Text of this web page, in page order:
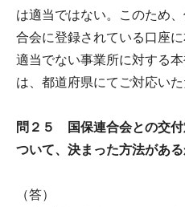
は適当ではない。このため
合会に登録されている口座
適当でない事業所に対する
は、都道府県にてご対応いた
問２５ 国保連合会との交
ついて、決まった方法がある
（答）